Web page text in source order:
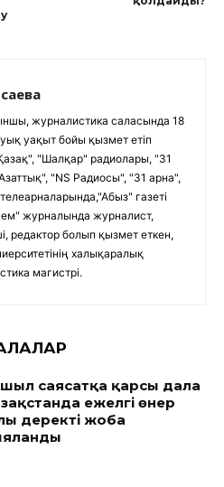
журналистика саласында 18
уақыт бойы қызмет етіп
"Шалқар" радиолары, "31
"NS Радиосы", "31 арна",
газеті
журналында журналист,
редактор болып қызмет еткен,
халықаралық
магистрі.
саясатқа қарсы дала
ежелгі өнер
деректі жоба